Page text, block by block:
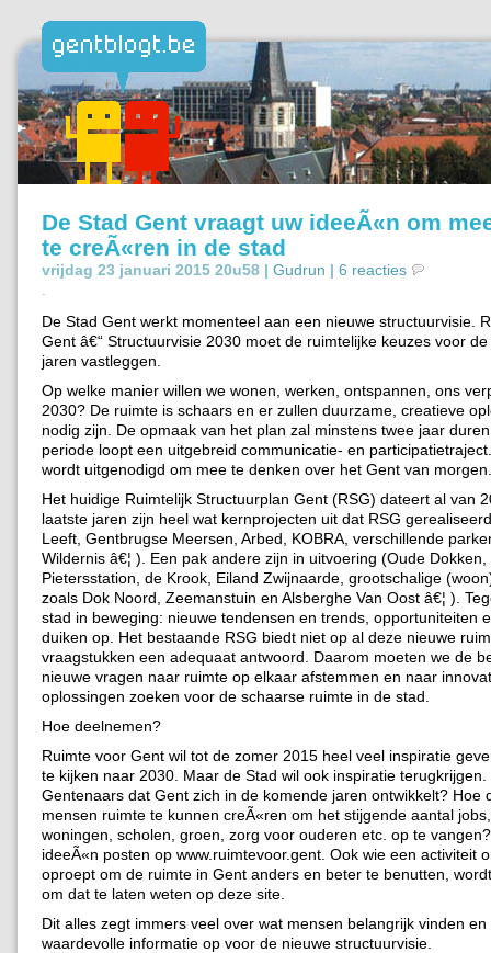
De Stad Gent vraagt uw ideeÃ«n om
te creÃ«ren in de stad
vrijdag 23 januari 2015 20u58 | Gudrun | 6 reacties
De Stad Gent werkt momenteel aan een nieuwe structuurvisie.
Gent â€“ Structuurvisie 2030 moet de ruimtelijke keuzes voor
jaren vastleggen.
Op welke manier willen we wonen, werken, ontspannen, ons
2030? De ruimte is schaars en er zullen duurzame, creatieve
nodig zijn. De opmaak van het plan zal minstens twee jaar
periode loopt een uitgebreid communicatie- en
wordt uitgenodigd om mee te denken over het Gent van morgen.
Het huidige Ruimtelijk Structuurplan Gent (RSG) dateert al van
laatste jaren zijn heel wat kernprojecten uit dat RSG
Leeft, Gentbrugse Meersen, Arbed, KOBRA, verschillende
Wildernis â€¦ ). Een pak andere zijn in uitvoering (Oude Dokken,
Pietersstation, de Krook, Eiland Zwijnaarde, grootschalige
zoals Dok Noord, Zeemanstuin en Alsberghe Van Oost â€¦ ).
stad in beweging: nieuwe tendensen en trends, opportuniteiten
duiken op. Het bestaande RSG biedt niet op al deze nieuwe
vraagstukken een adequaat antwoord. Daarom moeten we de
nieuwe vragen naar ruimte op elkaar afstemmen en naar
oplossingen zoeken voor de schaarse ruimte in de stad.
Hoe deelnemen?
Ruimte voor Gent wil tot de zomer 2015 heel veel inspiratie
te kijken naar 2030. Maar de Stad wil ook inspiratie terugkrijgen.
Gentenaars dat Gent zich in de komende jaren ontwikkelt? Hoe
mensen ruimte te kunnen creÃ«ren om het stijgende aantal
woningen, scholen, groen, zorg voor ouderen etc. op te
ideeÃ«n posten op www.ruimtevoor.gent. Ook wie een activiteit
oproept om de ruimte in Gent anders en beter te benutten,
om dat te laten weten op deze site.
Dit alles zegt immers veel over wat mensen belangrijk vinden
waardevolle informatie op voor de nieuwe structuurvisie.